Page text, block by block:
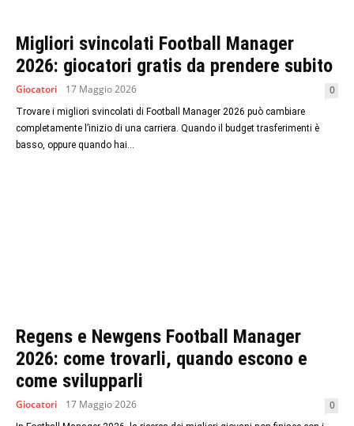
Migliori svincolati Football Manager
2026: giocatori gratis da prendere subito
Giocatori 17 Maggio 2026 0
Trovare i migliori svincolati di Football Manager 2026 può cambiare
completamente l’inizio di una carriera. Quando il budget trasferimenti è
basso, oppure quando hai...
Regens e Newgens Football Manager
2026: come trovarli, quando escono e
come svilupparli
Giocatori 17 Maggio 2026 0